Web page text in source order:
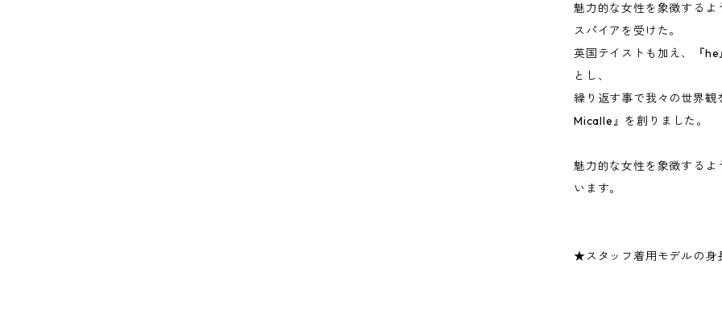
魅力的な女性を象徴する
スパイアを受けた。
英国テイストも加え、『
とし、
繰り返す事で我々の世界
Micalle』を創りました。
魅力的な女性を象徴する
います。
★スタッフ着用モデルの身